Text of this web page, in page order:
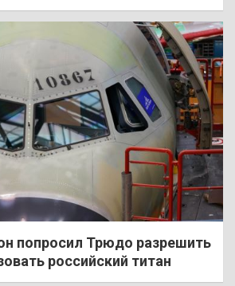
попросил Трюдо разрешить
российский титан